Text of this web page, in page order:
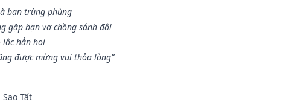
bạn trùng phùng
gặp bạn vợ chồng sánh đôi
lộc hẳn hoi
được mừng vui thỏa lòng”
Sao Tất